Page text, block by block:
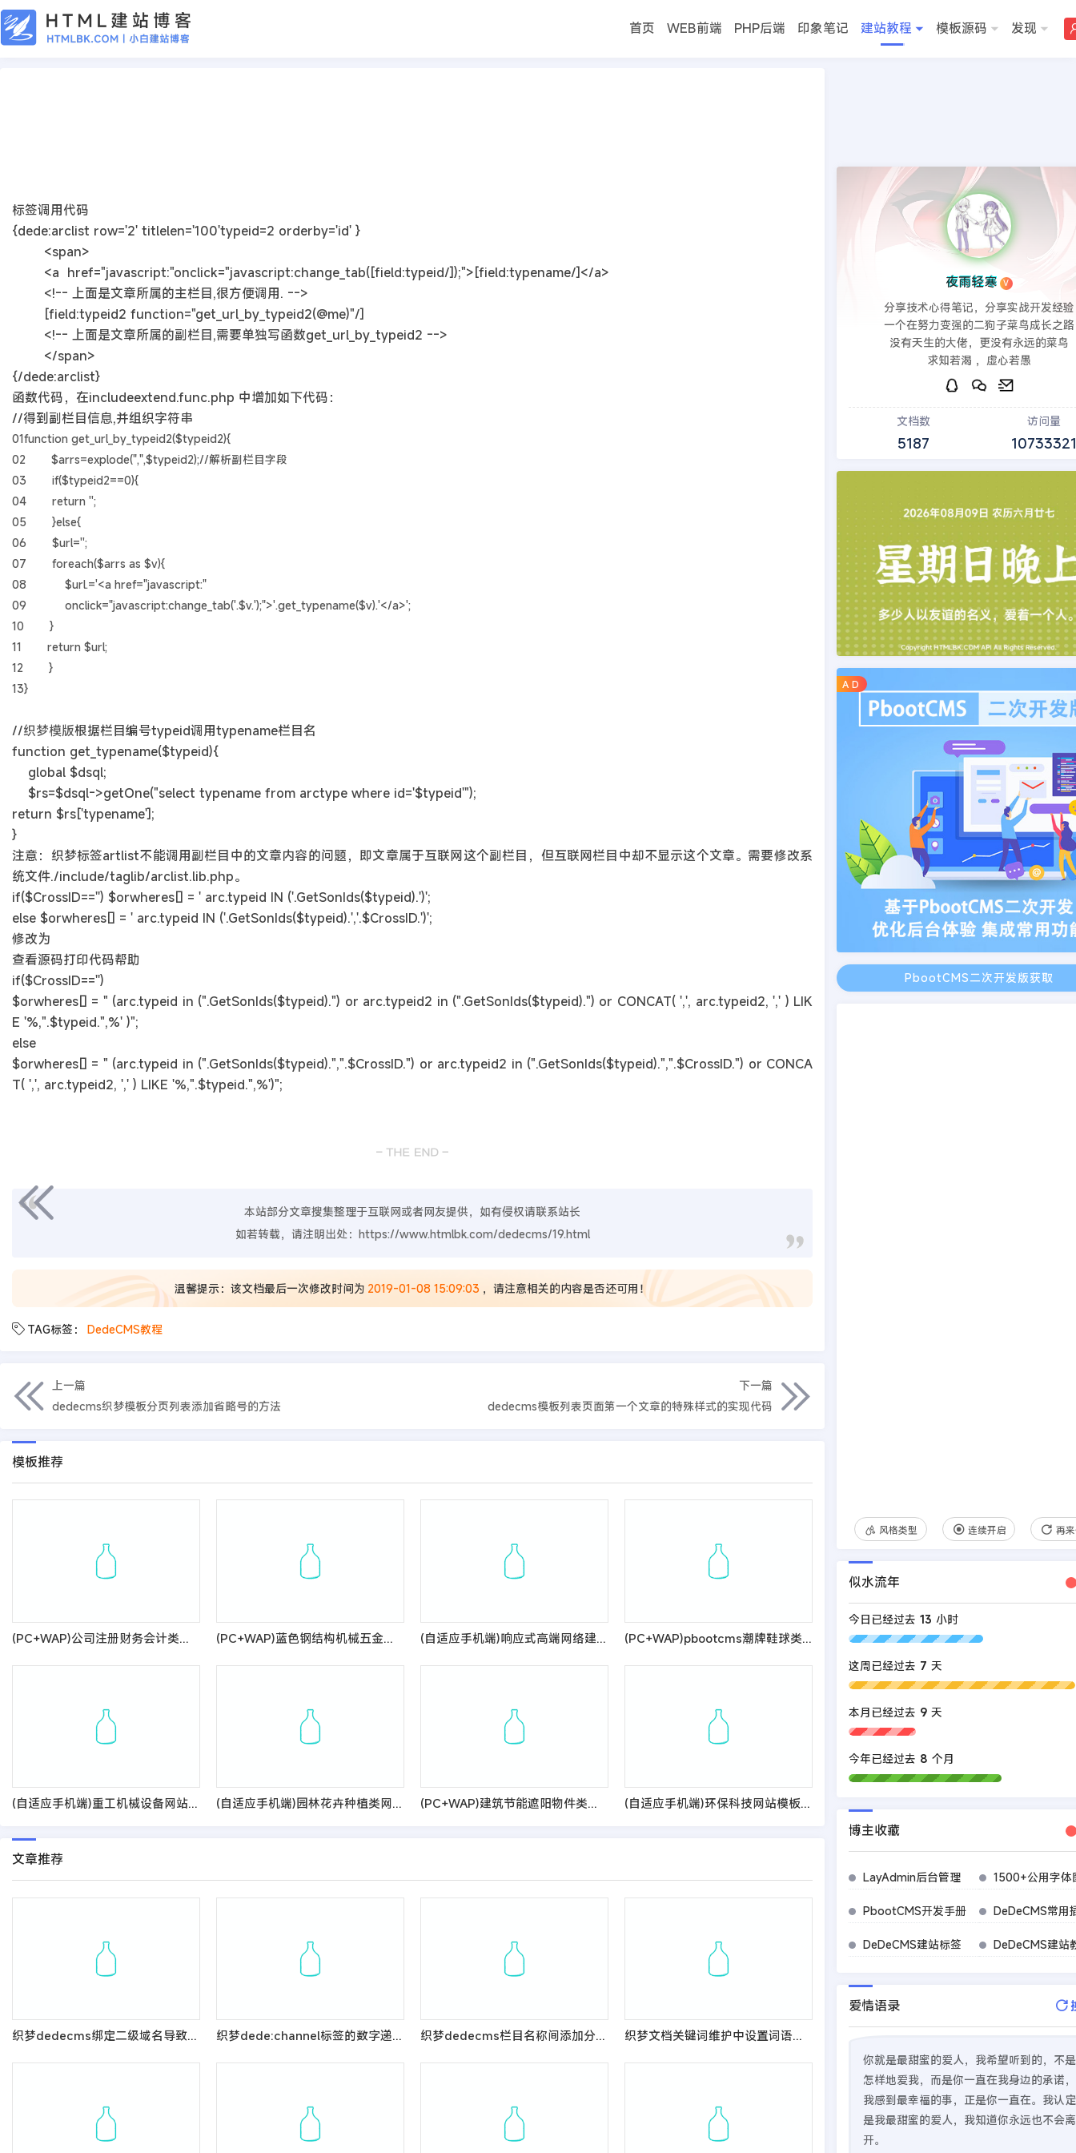
首页 WEB前端 PHP后端 印象笔记 建站教程 模板源码 发现
标签调用代码
{dede:arclist row='2' titlelen='100'typeid=2 orderby='id' }
<span>
<a href="javascript:"onclick="javascript:change_tab([field:typeid/]);">[field:typename/]</a>
<!-- 上面是文章所属的主栏目,很方便调用. -->
[field:typeid2 function="get_url_by_typeid2(@me)"/]
<!-- 上面是文章所属的副栏目,需要单独写函数get_url_by_typeid2 -->
</span>
{/dede:arclist}
函数代码，在includeextend.func.php 中增加如下代码：
//得到副栏目信息,并组织字符串
01function get_url_by_typeid2($typeid2){
02 $arrs=explode(",",$typeid2);//解析副栏目字段
03 if($typeid2==0){
04 return '';
05 }else{
06 $url='';
07 foreach($arrs as $v){
08 $url.='<a href="javascript:"
09 onclick="javascript:change_tab('.$v.');">'.get_typename($v).'</a>';
10 }
11 return $url;
12 }
13}
//织梦模版根据栏目编号typeid调用typename栏目名
function get_typename($typeid){
global $dsql;
$rs=$dsql->getOne("select typename from arctype where id='$typeid'");
return $rs['typename'];
}
注意：织梦标签artlist不能调用副栏目中的文章内容的问题，即文章属于互联网这个副栏目，但互联网栏目中却不显示这个文章。需要修改系
统文件./include/taglib/arclist.lib.php。
if($CrossID=='') $orwheres[] = ' arc.typeid IN ('.GetSonIds($typeid).')';
else $orwheres[] = ' arc.typeid IN ('.GetSonIds($typeid).','.$CrossID.')';
修改为
查看源码打印代码帮助
if($CrossID=='')
$orwheres[] = " (arc.typeid in (".GetSonIds($typeid).") or arc.typeid2 in (".GetSonIds($typeid).") or CONCAT( ',', arc.typeid2, ',' ) LIK
E '%,".$typeid.",%' )";
else
$orwheres[] = " (arc.typeid in (".GetSonIds($typeid).",".$CrossID.") or arc.typeid2 in (".GetSonIds($typeid).",".$CrossID.") or CONCA
T( ',', arc.typeid2, ',' ) LIKE '%,".$typeid.",%')";
本站部分文章搜集整理于互联网或者网友提供，如有侵权请联系站长
如若转载，请注明出处： https://www.htmlbk.com/dedecms/19.html
温馨提示：该文档最后一次修改时间为 2019-01-08 15:09:03 ，请注意相关的内容是否还可用！
TAG标签： DedeCMS教程
上一篇
dedecms织梦模板分页列表添加省略号的方法
下一篇
dedecms模板列表页面第一个文章的特殊样式的实现代码
模板推荐
(PC+WAP)公司注册财务会计类网站pbootcms模板 蓝色律师公证网站源码 (PC+WAP)蓝色钢结构机械五金网站pbootcms模板 营销型工程建筑基建网站源码 (自适应手机端)响应式高端网络建站设计类公司网站模板 (PC+WAP)pbootcms潮牌鞋球类新闻资讯网站模板 新闻资讯门户网站源码
(自适应手机端)重工机械设备网站pbootcms模板 起重机吊机机械设备通用网站源码 (自适应手机端)园林花卉种植类网站pbootcms模板 园林景观设计网站源码 (PC+WAP)建筑节能遮阳物件类营销型网站pbootcms模板 节能建筑类网站源码 (自适应手机端)环保科技网站模板 蓝色环保设备网站源码下载 - 带三级栏目
文章推荐
织梦dedecms绑定二级域名导致图片路径不对的解决方法 织梦dede:channel标签的数字递增调用教程 织梦dedecms栏目名称间添加分隔竖线的方法 织梦文档关键词维护中设置词语重叠后出错的修改方法
夜雨轻寒 V
分享技术心得笔记，分享实战开发经验
一个在努力变强的二狗子菜鸟成长之路
没有天生的大佬，更没有永远的菜鸟
求知若渴 ，虚心若愚
文档数
5187
访问量
10733321
A D
PbootCMS二次开发版获取
风格类型 连续开启 再
似水流年
今日已经过去 13 小时
这周已经过去 7 天
本月已经过去 9 天
今年已经过去 8 个月
博主收藏
LayAdmin后台管理 1500+公用字体
PbootCMS开发手册 DeDeCMS常用
DeDeCMS建站标签 DeDeCMS建站
爱情语录
你就是最甜蜜的爱人，我希望听到的，不
怎样地爱我，而是你一直在我身边的承诺
我感到最幸福的事，正是你一直在。我认
是我最甜蜜的爱人，我知道你永远也不会离
开。